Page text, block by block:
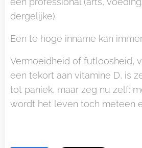
dergelijke).
Een te hoge inname kan
Vermoeidheid of futloosheid,
een tekort aan vitamine D, is
tot paniek, maar zeg nu zelf:
wordt het leven toch meteen